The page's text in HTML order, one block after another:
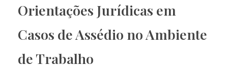
Orientações Jurídicas em
Casos de Assédio no Ambiente
de Trabalho